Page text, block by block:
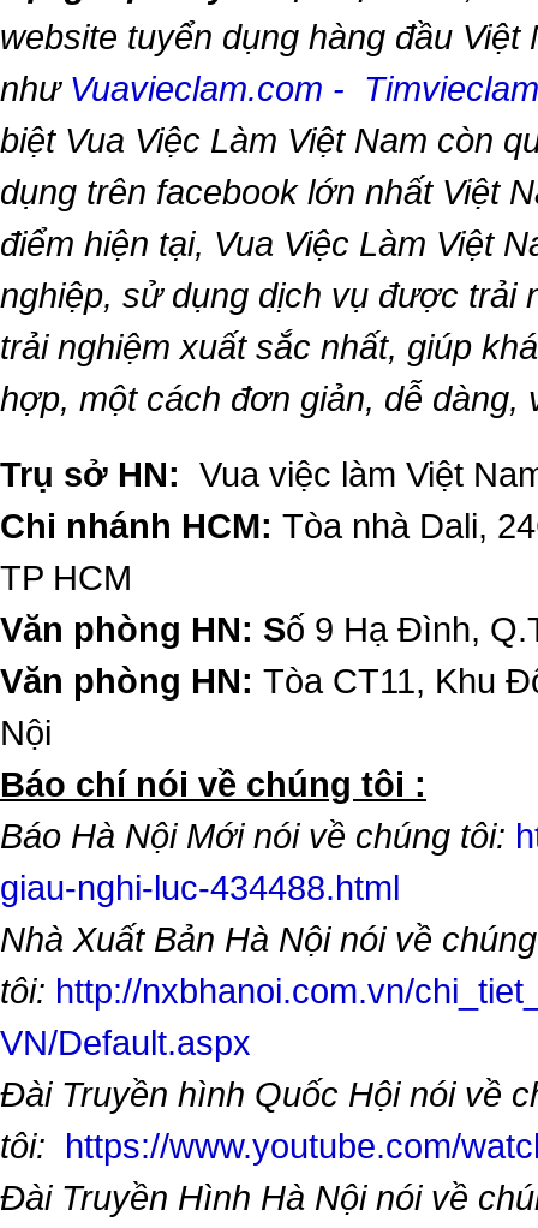
website tuyển dụng hàng đầu Việt
như Vuavieclam.com -
biệt Vua Việc Làm Việt Nam còn
dụng trên facebook lớn nhất Việt
điểm hiện tại, Vua Việc Làm Việt
nghiệp, sử dụng dịch vụ được trải
trải nghiệm xuất sắc nhất, giúp
hợp, một cách đơn giản, dễ dàng,
Trụ sở HN: Vua việc làm Việt
Chi nhánh HCM: Tòa nhà Dali,
TP HCM
Văn phòng HN: Số 9 Hạ Đình,
Văn phòng HN: Tòa CT11, Khu
Nội
​Báo chí nói về chúng tôi :
Báo Hà Nội Mới nói về chúng tôi:
giau-nghi-luc-434488.html
Nhà Xuất Bản Hà Nội nói về chúng
tôi: http://nxbhanoi.com.vn/
VN/Default.aspx
Đài Truyền hình Quốc Hội nói về
tôi: https://www.youtube.com/
Đài Truyền Hình Hà Nội nói về